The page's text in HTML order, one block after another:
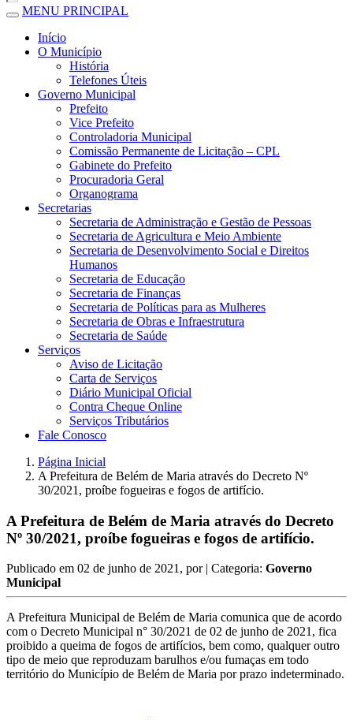
MENU PRINCIPAL
Início
O Município
História
Telefones Úteis
Governo Municipal
Prefeito
Vice Prefeito
Controladoria Municipal
Comissão Permanente de Licitação – CPL
Gabinete do Prefeito
Procuradoria Geral
Organograma
Secretarias
Secretaria de Administração e Gestão de Pessoas
Secretaria de Agricultura e Meio Ambiente
Secretaria de Desenvolvimento Social e Direitos
Humanos
Secretaria de Educação
Secretaria de Finanças
Secretaria de Políticas para as Mulheres
Secretaria de Obras e Infraestrutura
Secretaria de Saúde
Serviços
Aviso de Licitação
Carta de Serviços
Diário Municipal Oficial
Contra Cheque Online
Serviços Tributários
Fale Conosco
Página Inicial
A Prefeitura de Belém de Maria através do Decreto Nº
30/2021, proíbe fogueiras e fogos de artifício.
A Prefeitura de Belém de Maria através do Decreto
Nº 30/2021, proíbe fogueiras e fogos de artifício.
Publicado em 02 de junho de 2021, por | Categoria: Governo
Municipal
A Prefeitura Municipal de Belém de Maria comunica que de acordo
com o Decreto Municipal n° 30/2021 de 02 de junho de 2021, fica
proibido a queima de fogos de artifícios, bem como, qualquer outro
tipo de meio que reproduzam barulhos e/ou fumaças em todo
território do Município de Belém de Maria por prazo indeterminado.